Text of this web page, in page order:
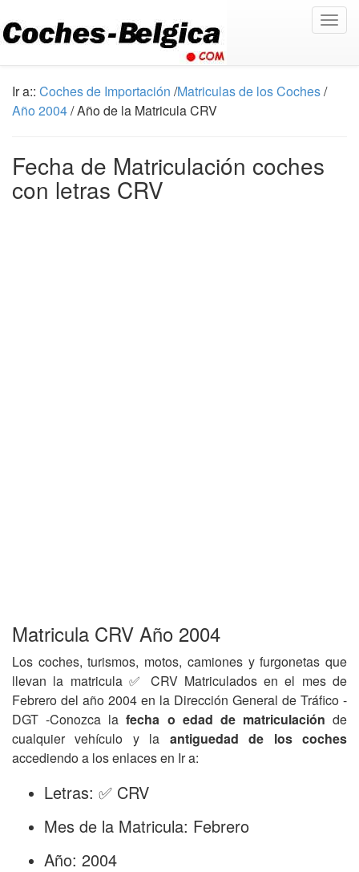
Ir a:: Coches de Importación /Matriculas de los Coches/
Año 2004/ Año de la Matricula CRV
Fecha de Matriculación coches
con letras CRV
Matricula CRV Año 2004
Los coches, turismos, motos, camiones y furgonetas que
llevan la matricula ✅ CRV Matriculados en el mes de
Febrero del año 2004 en la Dirección General de Tráfico -
DGT -Conozca lafecha o edad de matriculación de
cualquier vehículo y la antiguedad de los coches
accediendo a los enlaces en Ir a:
Letras: ✅ CRV
Mes de la Matricula: Febrero
Año: 2004